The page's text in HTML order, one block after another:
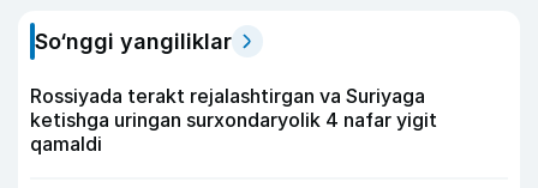
So‘nggi yangiliklar
Rossiyada terakt rejalashtirgan va Suriyaga
ketishga uringan surxondaryolik 4 nafar yigit
qamaldi